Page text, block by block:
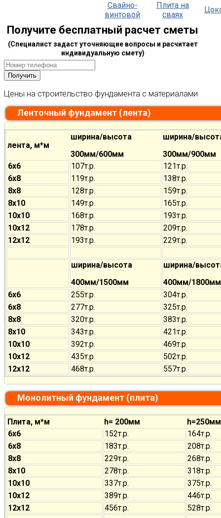
Свайно-
винтовой
Плита на
сваях
Получите бесплатный расчет сметы
(Специалист задаст уточняющие вопросы и расчитает
индивидуальную смету)
Цены на строительство фундамента с материалами
Ленточный фундамент (лента)
лента, м*м
ширина/высота
300мм/600мм
ширина/
300мм/900мм
6х6
107т.р.
121т.р.
6х8
119т.р.
138т.р.
8х8
128т.р.
159т.р.
8х10
149т.р.
165т.р.
10х10
168т.р.
193т.р.
10х12
178т.р.
209т.р.
12х12
193т.р. 229т.р.
ширина/высота
400мм/1500мм
ширина/
400мм/1800мм
6х6
255т.р.
304т.р.
6х8
277т.р.
325т.р.
8х8
320т.р.
383т.р.
8х10
343т.р.
421т.р.
10х10
392т.р.
469т.р.
10х12
435т.р.
502т.р.
12х12
468т.р. 557т.р.
Монолитный фундамент (плита)
Плита, м*м h= 200мм
h=250мм
6х6
152т.р.
164т.р.
6х8
183т.р.
208т.р.
8х8
229т.р.
268т.р.
8х10
278т.р.
318т.р.
10х10
337т.р.
375т.р.
10х12
389т.р.
446т.р.
12х12
456т.р. 528т.р.